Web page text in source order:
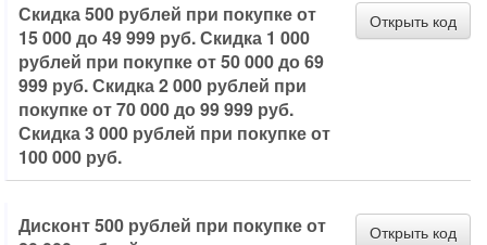
Скидка 500 рублей при покупке от
15 000 до 49 999 руб. Скидка 1 000
рублей при покупке от 50 000 до 69
999 руб. Скидка 2 000 рублей при
покупке от 70 000 до 99 999 руб.
Скидка 3 000 рублей при покупке от
100 000 руб.
Открыть код
Дисконт 500 рублей при покупке от
Открыть код